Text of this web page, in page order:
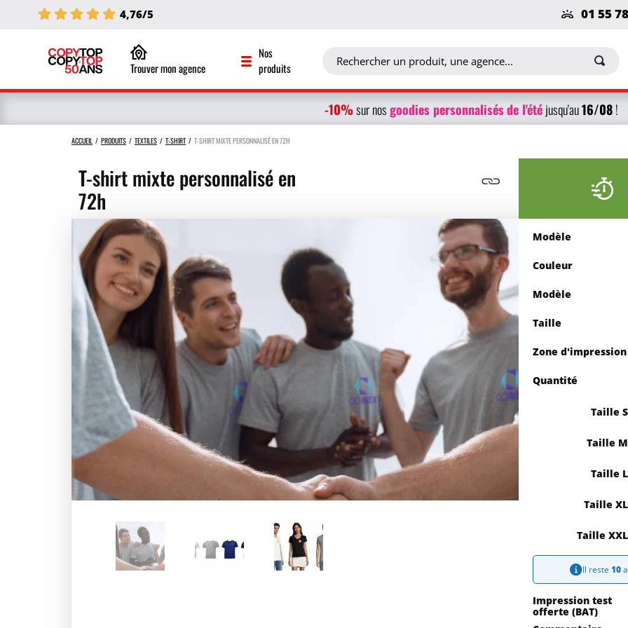
4,76/5 01 55
Trouver mon agence
Nos
produits
-10%sur nosgoodies personnalisésde l'étéjusqu'au16/08!
ACCUEIL PRODUITS TEXTILES T-SHIRT T-SHIRT MIXTE PERSONNALISÉ EN 72H
T-shirt mixte personnalisé en
72h
Modèle
Couleur
Modèle
Taille
Zone d'impression
Quantité
Quantité
Saisissez la
50
Taille S
Taille M
Taille L
Taille XL
Taille XXL
Il reste10
Impression test
offerte (BAT)